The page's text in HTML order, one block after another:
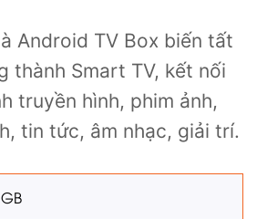
Android TV Box biến tất
thành Smart TV, kết nối
truyền hình, phim ảnh,
tin tức, âm nhạc, giải trí.